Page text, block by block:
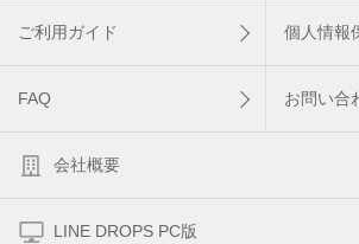
ご利用ガイド 個人情報
FAQ お問い合
会社概要
LINE DROPS PC版